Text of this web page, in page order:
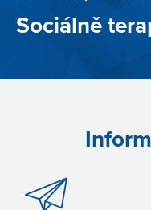
Sociálně